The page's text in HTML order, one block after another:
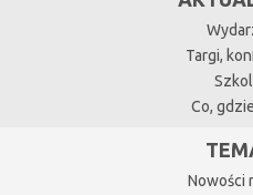
Targi,
Co,
Nowości